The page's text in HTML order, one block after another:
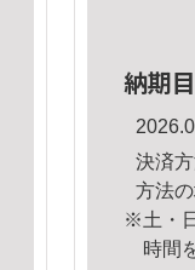
納期
決済
方法
※土・
時間